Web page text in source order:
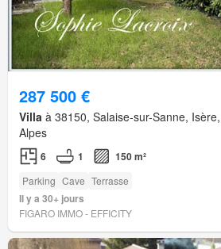
287 500 €
Villa à 38150, Salaise-sur-Sanne,
Alpes
6 1 150 m²
Parking Cave Terrasse
Il y a 30+ jours
FIGARO IMMO - EFFICITY